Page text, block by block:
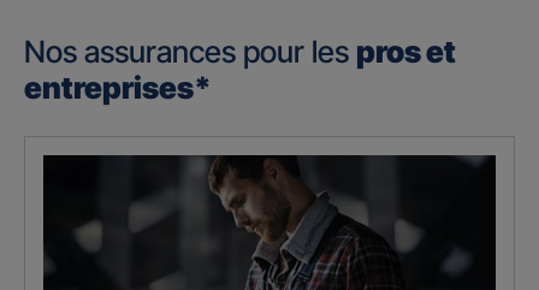
Nos assurances pour les pros et
entreprises*